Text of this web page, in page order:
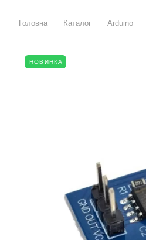
Головна Каталог Arduino
НОВИНКА